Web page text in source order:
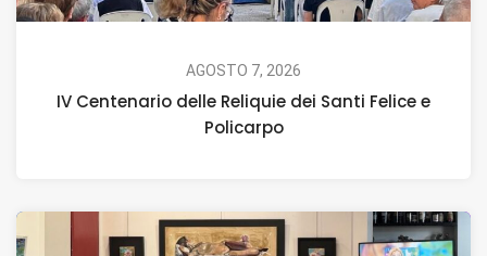
AGOSTO 7, 2026
IV Centenario delle Reliquie dei Santi Felice e
Policarpo